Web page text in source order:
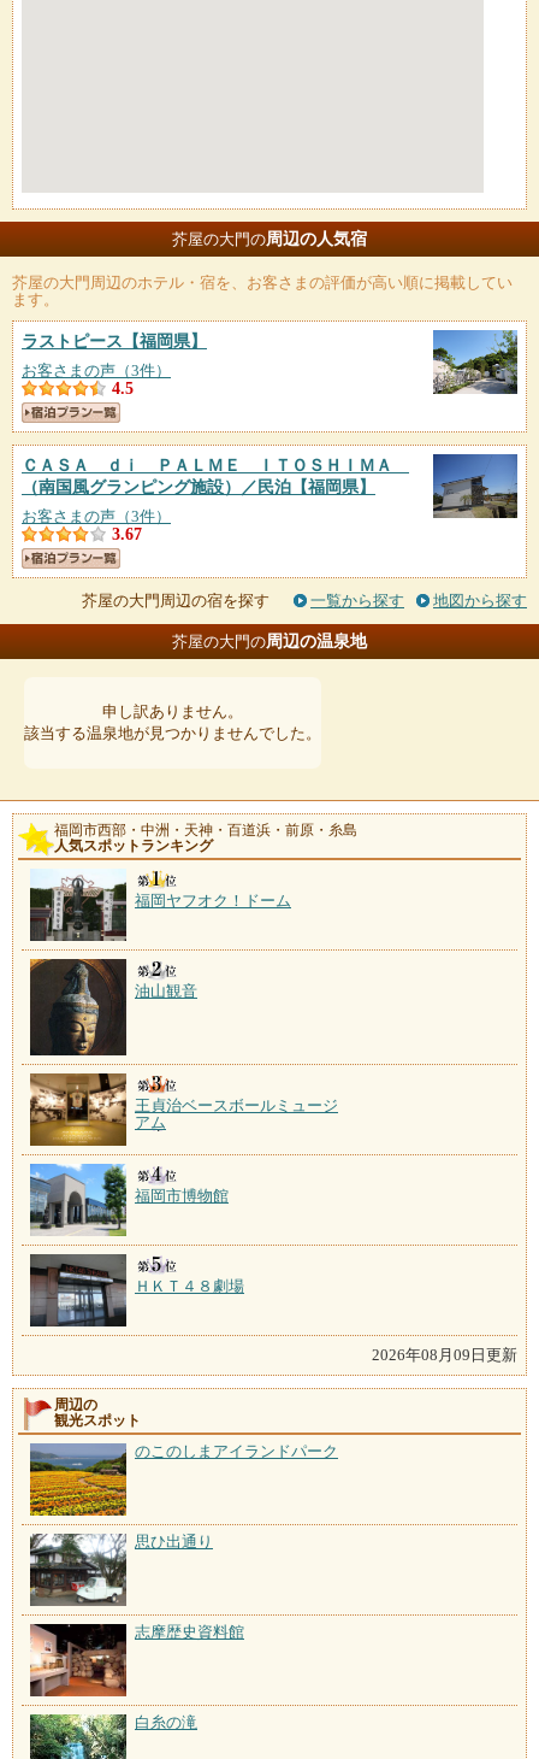
芥屋の大門の周辺の人気宿
芥屋の大門 周辺のホテル・宿を、お客さまの評価が高い順に掲載してい
ます。
ラストピース 【福岡県】
お客さまの声（3件）
4.5
ＣＡＳＡ ｄｉ ＰＡＬＭＥ ＩＴＯＳＨＩＭＡ
（南国風グランピング施設）／民泊 【福岡県】
お客さまの声（3件）
3.67
芥屋の大門周辺の宿を探す 一覧から探す 地図から探す
芥屋の大門の周辺の温泉地
申し訳ありません。
該当する温泉地が見つかりませんでした。
福岡市西部・中洲・天神・百道浜・前原・糸島
人気スポットランキング
福岡ヤフオク！ドーム
油山観音
王貞治ベースボールミュージ
アム
福岡市博物館
ＨＫＴ４８劇場
2026年08月09日更新
周辺の
観光スポット
のこのしまアイランドパーク
思ひ出通り
志摩歴史資料館
白糸の滝